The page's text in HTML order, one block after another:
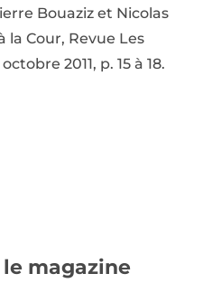
Bouaziz et Nicolas
la Cour, Revue Les
2011, p. 15 à 18.
magazine